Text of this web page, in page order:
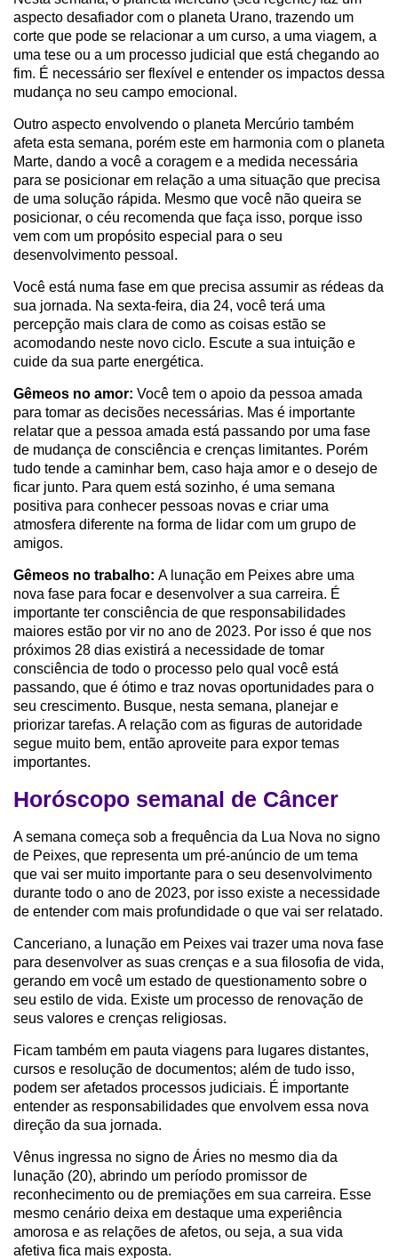
aspecto desafiador com o planeta Urano, trazendo um
corte que pode se relacionar a um curso, a uma viagem, a
uma tese ou a um processo judicial que está chegando ao
fim. É necessário ser flexível e entender os impactos dessa
mudança no seu campo emocional.
Outro aspecto envolvendo o planeta Mercúrio também
afeta esta semana, porém este em harmonia com o planeta
Marte, dando a você a coragem e a medida necessária
para se posicionar em relação a uma situação que precisa
de uma solução rápida. Mesmo que você não queira se
posicionar, o céu recomenda que faça isso, porque isso
vem com um propósito especial para o seu
desenvolvimento pessoal.
Você está numa fase em que precisa assumir as rédeas da
sua jornada. Na sexta-feira, dia 24, você terá uma
percepção mais clara de como as coisas estão se
acomodando neste novo ciclo. Escute a sua intuição e
cuide da sua parte energética.
Gêmeos no amor: Você tem o apoio da pessoa amada
para tomar as decisões necessárias. Mas é importante
relatar que a pessoa amada está passando por uma fase
de mudança de consciência e crenças limitantes. Porém
tudo tende a caminhar bem, caso haja amor e o desejo de
ficar junto. Para quem está sozinho, é uma semana
positiva para conhecer pessoas novas e criar uma
atmosfera diferente na forma de lidar com um grupo de
amigos.
Gêmeos no trabalho: A lunação em Peixes abre uma
nova fase para focar e desenvolver a sua carreira. É
importante ter consciência de que responsabilidades
maiores estão por vir no ano de 2023. Por isso é que nos
próximos 28 dias existirá a necessidade de tomar
consciência de todo o processo pelo qual você está
passando, que é ótimo e traz novas oportunidades para o
seu crescimento. Busque, nesta semana, planejar e
priorizar tarefas. A relação com as figuras de autoridade
segue muito bem, então aproveite para expor temas
importantes.
Horóscopo semanal de Câncer
A semana começa sob a frequência da Lua Nova no signo
de Peixes, que representa um pré-anúncio de um tema
que vai ser muito importante para o seu desenvolvimento
durante todo o ano de 2023, por isso existe a necessidade
de entender com mais profundidade o que vai ser relatado.
Canceriano, a lunação em Peixes vai trazer uma nova fase
para desenvolver as suas crenças e a sua filosofia de vida,
gerando em você um estado de questionamento sobre o
seu estilo de vida. Existe um processo de renovação de
seus valores e crenças religiosas.
Ficam também em pauta viagens para lugares distantes,
cursos e resolução de documentos; além de tudo isso,
podem ser afetados processos judiciais. É importante
entender as responsabilidades que envolvem essa nova
direção da sua jornada.
Vênus ingressa no signo de Áries no mesmo dia da
lunação (20), abrindo um período promissor de
reconhecimento ou de premiações em sua carreira. Esse
mesmo cenário deixa em destaque uma experiência
amorosa e as relações de afetos, ou seja, a sua vida
afetiva fica mais exposta.